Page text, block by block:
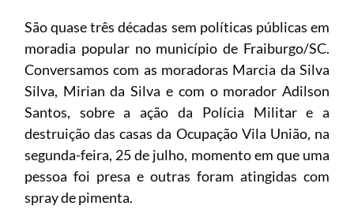
São quase três décadas sem políticas públicas em
moradia popular no município de Fraiburgo/SC.
Conversamos com as moradoras Marcia da Silva
Silva, Mirian da Silva e com o morador Adilson
Santos, sobre a ação da Polícia Militar e a
destruição das casas da Ocupação Vila União, na
segunda-feira, 25 de julho, momento em que uma
pessoa foi presa e outras foram atingidas com
spray de pimenta.